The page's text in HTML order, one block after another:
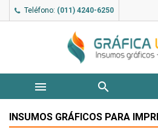
Teléfono: (011) 4240-6250
 
INSUMOS GRÁFICOS PARA